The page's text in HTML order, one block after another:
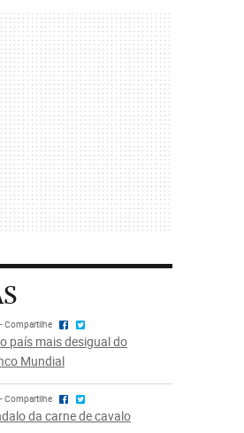
Compartilhe
país mais desigual do
Mundial
Compartilhe
da carne de cavalo